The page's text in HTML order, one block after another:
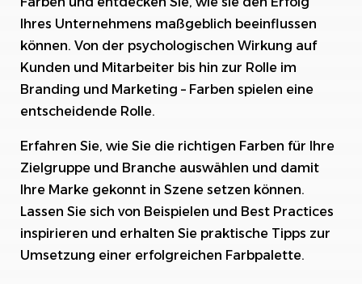
Auswahl der richtigen Farben: Zielgruppe und
Branche berücksichtigen
Kontraste und Lesbarkeit
Kulturelle und regionale Unterschiede
Testen und Iterieren
Farbkonzepte für verschiedene Branchen:
Beispiele und Best Practices
Einfluss von Trends und Zeitgeist auf die
Farbauswahl für Unternehmen
Ihres Unternehmens maßgeblich beeinflussen
können. Von der psychologischen Wirkung auf
Kunden und Mitarbeiter bis hin zur Rolle im
Branding und Marketing – Farben spielen eine
entscheidende Rolle.
Erfahren Sie, wie Sie die richtigen Farben für Ihre
Zielgruppe und Branche auswählen und damit
Ihre Marke gekonnt in Szene setzen können.
Lassen Sie sich von Beispielen und Best Practices
inspirieren und erhalten Sie praktische Tipps zur
Umsetzung einer erfolgreichen Farbpalette.